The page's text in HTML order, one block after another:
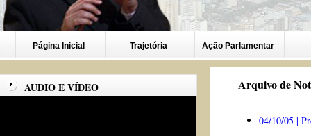
Página Inicial Trajetória Ação Parlamentar
AUDIO E VÍDEO Arquivo de
04/10/05 |